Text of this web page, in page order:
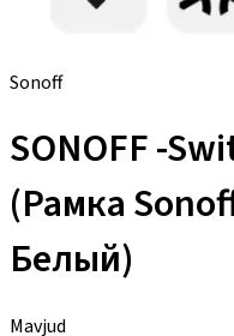
Sonoff
SONOFF -
(Рамка
Белый)
Mavjud